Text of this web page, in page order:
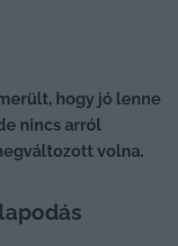
hogy jó lenne
nincs arról
volna.